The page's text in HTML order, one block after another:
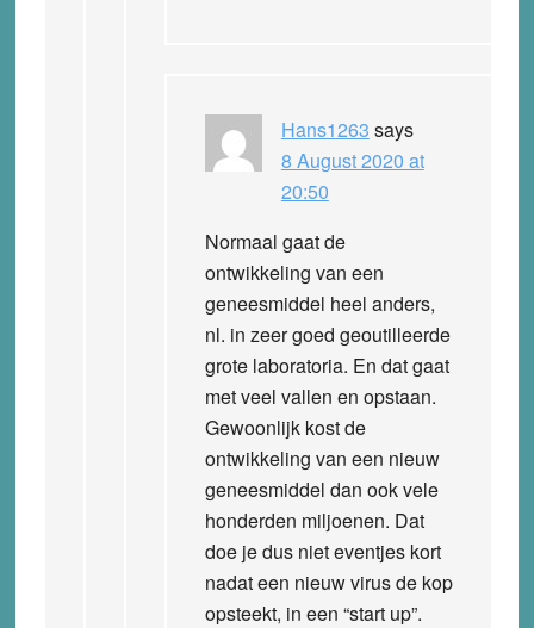
Hans1263 says
8 August 2020 at
20:50
Normaal gaat de
ontwikkeling van een
geneesmiddel heel anders,
nl. in zeer goed geoutilleerde
grote laboratoria. En dat gaat
met veel vallen en opstaan.
Gewoonlijk kost de
ontwikkeling van een nieuw
geneesmiddel dan ook vele
honderden miljoenen. Dat
doe je dus niet eventjes kort
nadat een nieuw virus de kop
opsteekt, in een “start up”.